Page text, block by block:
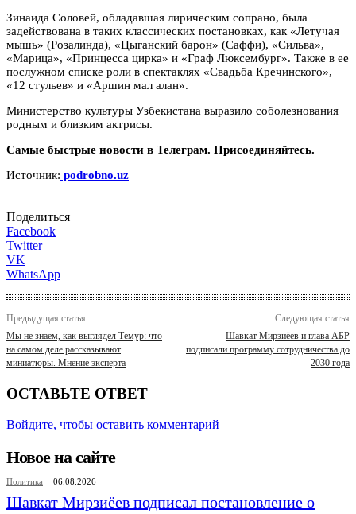
Зинаида Соловей, обладавшая лирическим сопрано, была
задействована в таких классических постановках, как «Летучая
мышь» (Розалинда), «Цыганский барон» (Саффи), «Сильва»,
«Марица», «Принцесса цирка» и «Граф Люксембург». Также в ее
послужном списке роли в спектаклях «Свадьба Кречинского»,
«12 стульев» и «Аршин мал алан».
Министерство культуры Узбекистана выразило соболезнования
родным и близким актрисы.
Самые быстрые новости в Телеграм. Присоединяйтесь.
Источник: podrobno.uz
Поделиться
Facebook
Twitter
VK
WhatsApp
Предыдущая статья
Мы не знаем, как выглядел Темур: что
на самом деле рассказывают
миниатюры. Мнение эксперта
Следующая статья
Шавкат Мирзиёев и глава АБР
подписали программу сотрудничества до
2030 года
ОСТАВЬТЕ ОТВЕТ
Войдите, чтобы оставить комментарий
Новое на сайте
Политика 06.08.2026
Шавкат Мирзиёев подписал постановление о